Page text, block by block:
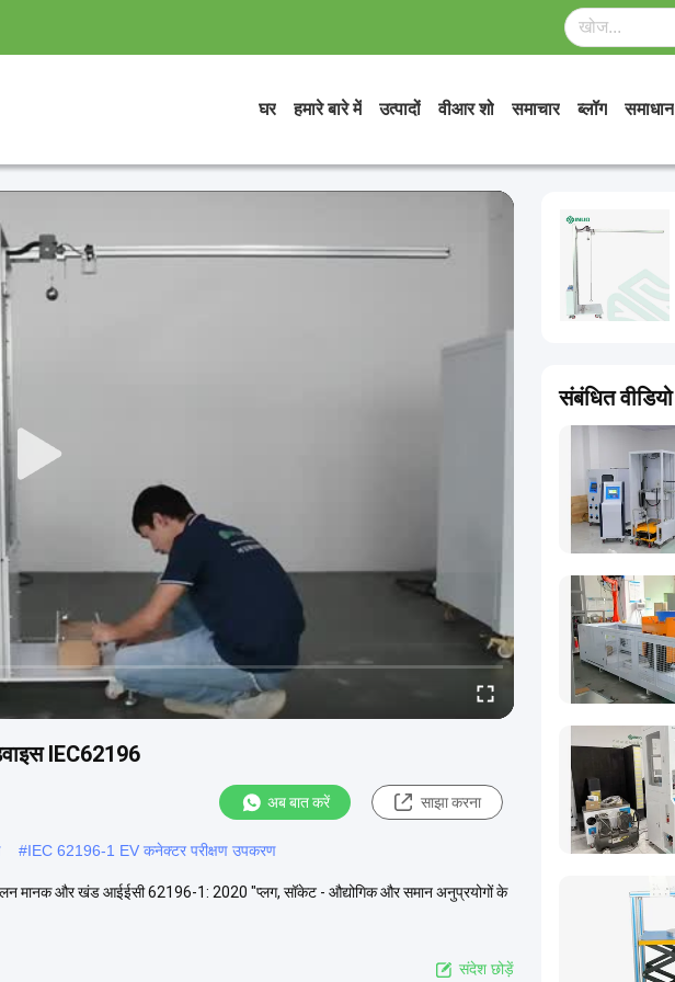
घर हमारे बारे में उत्पादों वीआर शो समाचार ब्लॉग समाधान
IEC62196
अब बात करें साझा करना
#IEC 62196-1 EV कनेक्टर परीक्षण उपकरण
मानक और खंड आईईसी 62196-1: 2020 "प्लग, सॉकेट - औद्योगिक और समान अनुप्रयोगों के
संदेश छोड़ें
संबंधित वीडियो